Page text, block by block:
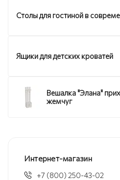
Столы для гостиной в
Ящики для детских кроватей
Вешалка "Элана"
жемчуг
Интернет-магазин
+7 (800) 250-43-02